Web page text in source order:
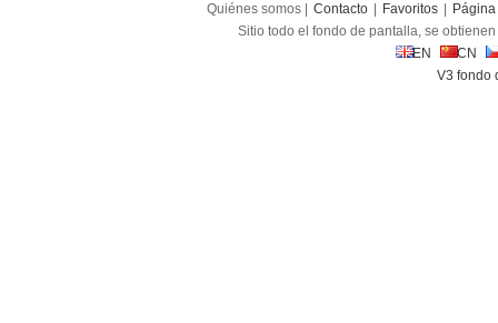
Quiénes somos | Contacto Favoritos
Sitio todo el fondo de pantalla, se
EN
CN
V3 fondo